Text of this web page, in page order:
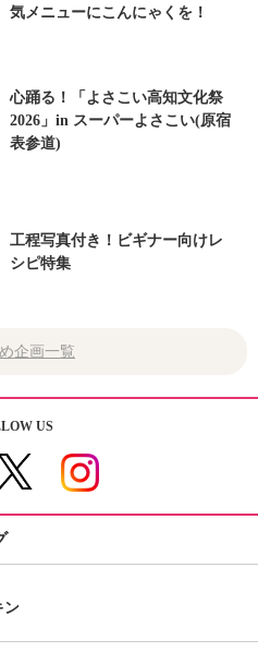
気メニューにこんにゃくを！
心踊る！「よさこい高知文化祭
2026」in スーパーよさこい(原宿
表参道)
工程写真付き！ビギナー向けレ
シピ特集
企画一覧
US
ン